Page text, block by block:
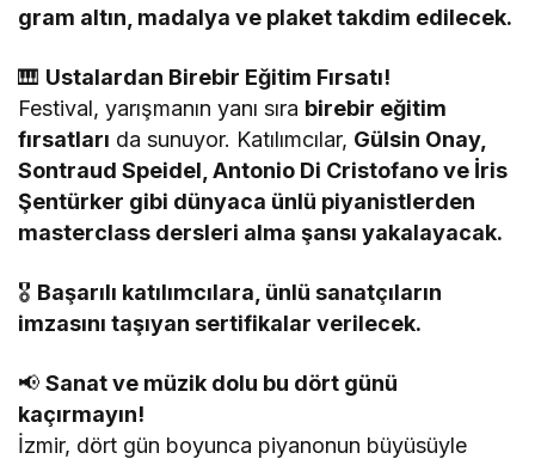
gram altın, madalya ve plaket takdim edilecek.
🎹 Ustalardan Birebir Eğitim Fırsatı!
Festival, yarışmanın yanı sıra birebir eğitim
fırsatları da sunuyor. Katılımcılar, Gülsin Onay,
Sontraud Speidel, Antonio Di Cristofano ve İris
Şentürker gibi dünyaca ünlü piyanistlerden
masterclass dersleri alma şansı yakalayacak.
🎖️ Başarılı katılımcılara, ünlü sanatçıların
imzasını taşıyan sertifikalar verilecek.
📢Sanat ve müzik dolu bu dört günü
kaçırmayın!
İzmir, dört gün boyunca piyanonun büyüsüyle